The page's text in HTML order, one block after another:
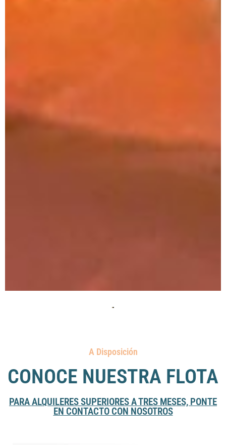
A Disposición
CONOCE NUESTRA FLOTA
PARA ALQUILERES SUPERIORES A TRES MESES, PONTE
EN CONTACTO CON NOSOTROS